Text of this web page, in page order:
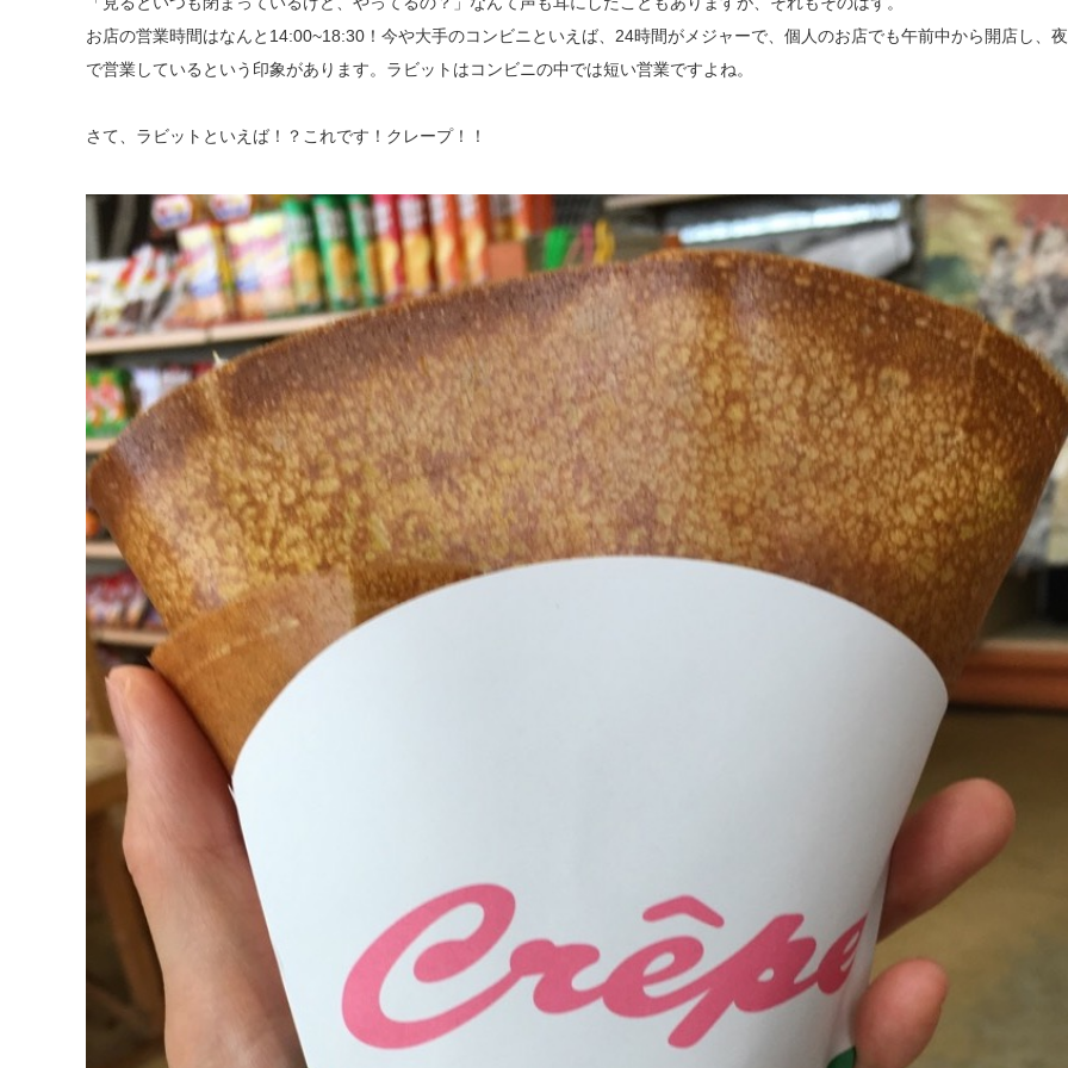
お店の営業時間はなんと14:00~18:30！今や大手のコンビニといえば、24時間がメジャーで、個人のお店でも午前中から開店し、
で営業しているという印象があります。ラビットはコンビニの中では短い営業ですよね。
さて、ラビットといえば！？これです！クレープ！！